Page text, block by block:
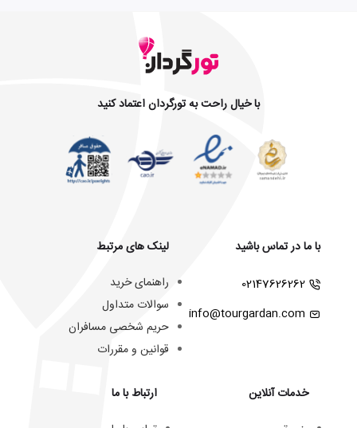
با خیال راحت به تورگردان اعتماد کنید
با ما در تماس باشید
02147626262
info@tourgardan.com
خدمات آنلاین
لینک های مرتبط
راهنمای خرید
سوالات متداول
حریم شخصی مسافران
قوانین و مقررات
ارتباط با ما